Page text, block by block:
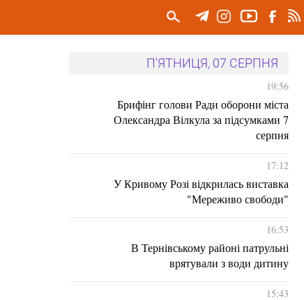
П'ЯТНИЦЯ, 07 СЕРПНЯ
19:56
Брифінг голови Ради оборони міста
Олександра Вілкула за підсумками 7
серпня
17:12
У Кривому Розі відкрилась виставка
"Мереживо свободи"
16:53
В Тернівському районі патрульні
врятували з води дитину
15:43